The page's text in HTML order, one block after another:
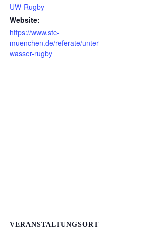
UW-Rugby
Website:
https://www.stc-
muenchen.de/referate/unter
wasser-rugby
VERANSTALTUNGSORT